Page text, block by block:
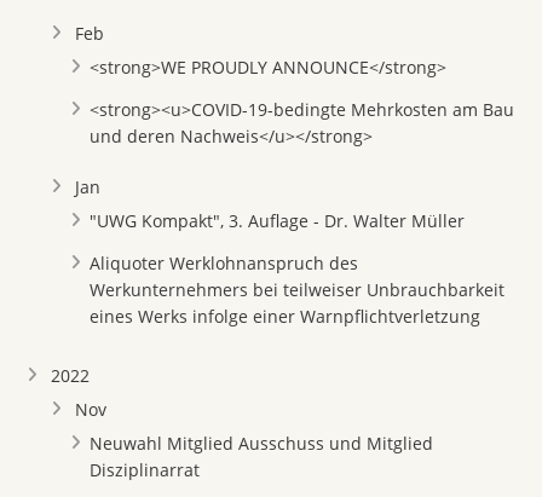
Feb
<strong>WE PROUDLY ANNOUNCE</strong>
<strong><u>COVID-19-bedingte Mehrkosten am Bau
und deren Nachweis</u></strong>
Jan
"UWG Kompakt", 3. Auflage - Dr. Walter Müller
Aliquoter Werklohnanspruch des
Werkunternehmers bei teilweiser Unbrauchbarkeit
eines Werks infolge einer Warnpflichtverletzung
2022
Nov
Neuwahl Mitglied Ausschuss und Mitglied
Disziplinarrat